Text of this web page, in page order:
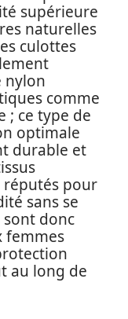
supérieure
naturelles
culottes
nylon
comme
; ce type de
optimale
durable et
pour
sans se
donc
femmes
au long de